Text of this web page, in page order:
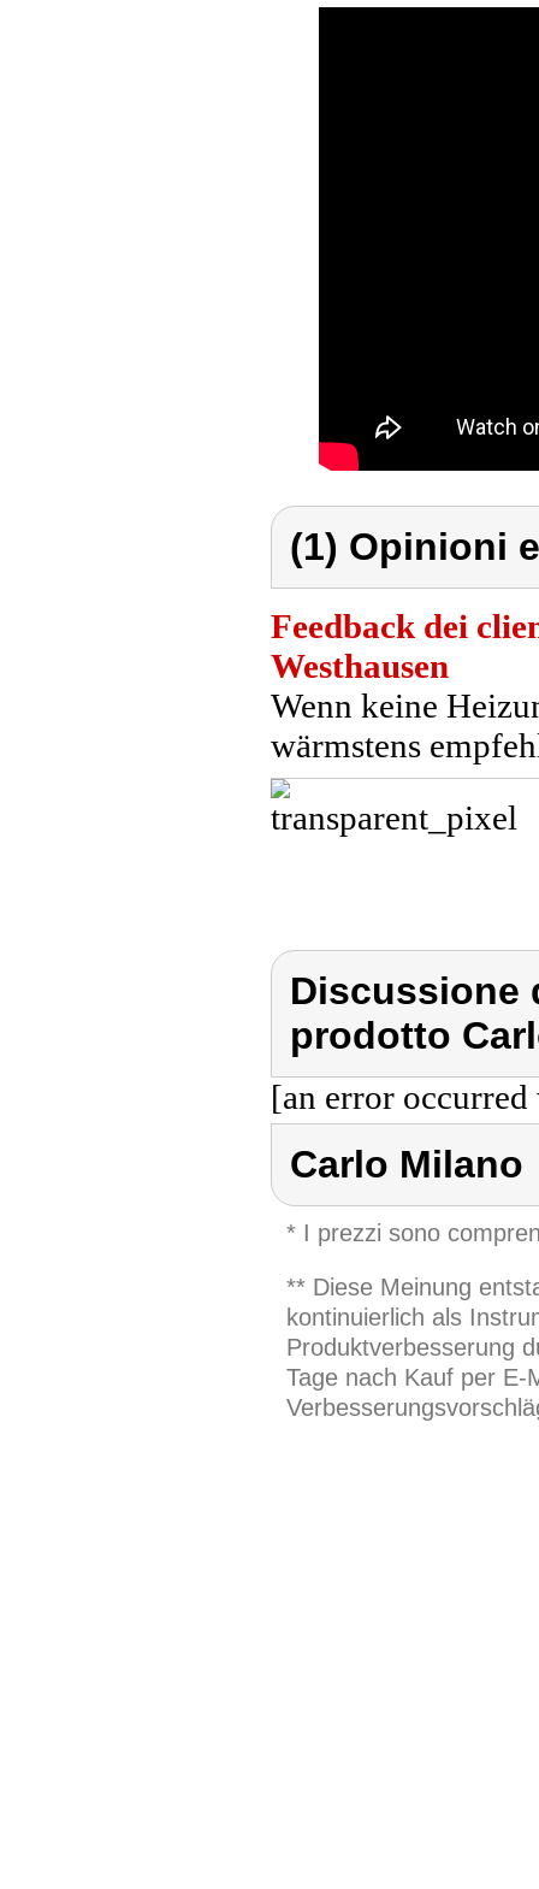
(1) Opinioni
Feedback dei
Westhausen
Wenn keine
wärmstens
Discussione
prodotto
[an error
Carlo Milano
* I prezzi sono
** Diese Meinung
kontinuierlich als
Produktverbesserung
Tage nach Kauf per E-